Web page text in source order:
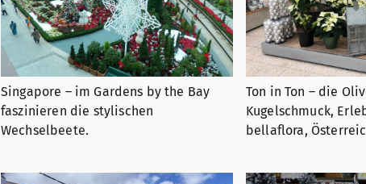
Singapore – im Gardens by the Bay
faszinieren die stylischen
Wechselbeete.
Ton in Ton – die
Kugelschmuck,
bellaflora,